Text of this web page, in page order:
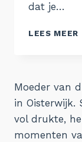
dat je…
LEES MEER
Moeder van
in Oisterwijk.
vol drukte,
momenten